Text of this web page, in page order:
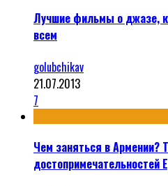
Лучшие фильмы о джазе,
всем
golubchikav
21.07.2013
7
Чем заняться в Армении?
достопримечательностей